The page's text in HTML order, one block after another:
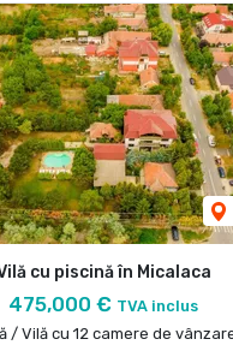
cu piscină în Micalaca
475,000 € TVA inclus
/ Vilă cu 12 camere de